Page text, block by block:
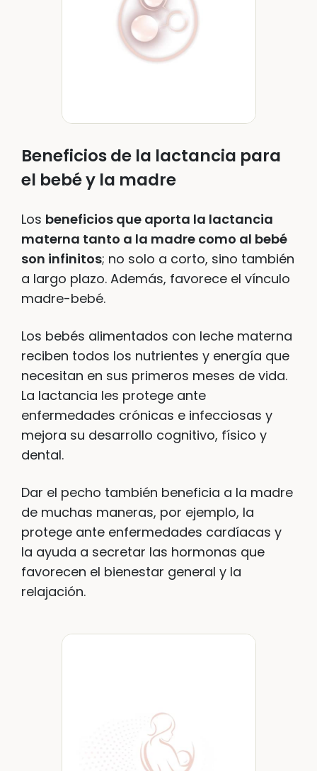
Beneficios de la lactancia para
el bebé y la madre
Los beneficios que aporta la lactancia
materna tanto a la madre como al bebé
son infinitos; no solo a corto, sino también
a largo plazo. Además, favorece el vínculo
madre-bebé.
Los bebés alimentados con leche materna
reciben todos los nutrientes y energía que
necesitan en sus primeros meses de vida.
La lactancia les protege ante
enfermedades crónicas e infecciosas y
mejora su desarrollo cognitivo, físico y
dental.
Dar el pecho también beneficia a la madre
de muchas maneras, por ejemplo, la
protege ante enfermedades cardíacas y
la ayuda a secretar las hormonas que
favorecen el bienestar general y la
relajación.